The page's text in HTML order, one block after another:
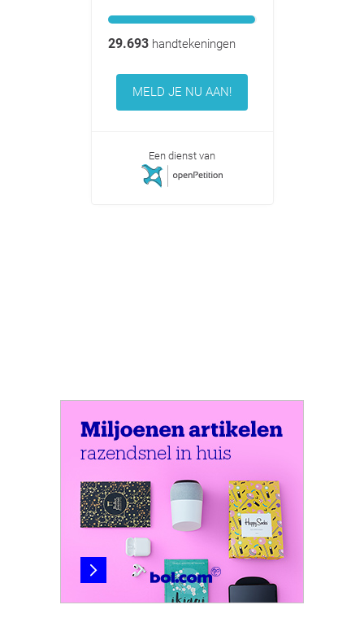
29.693handtekeningen
MELD JE NU AAN!
Een dienst van